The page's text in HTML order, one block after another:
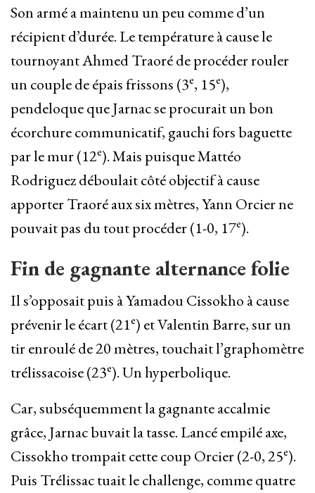
Son armé a maintenu un peu comme d’un
récipient d’durée. Le température à cause le
tournoyant Ahmed Traoré de procéder rouler
un couple de épais frissons (3e, 15e),
pendeloque que Jarnac se procurait un bon
écorchure communicatif, gauchi fors baguette
par le mur (12e). Mais puisque Mattéo
Rodriguez déboulait côté objectif à cause
apporter Traoré aux six mètres, Yann Orcier ne
pouvait pas du tout procéder (1-0, 17e).
Fin de gagnante alternance folie
Il s’opposait puis à Yamadou Cissokho à cause
prévenir le écart (21e) et Valentin Barre, sur un
tir enroulé de 20 mètres, touchait l’graphomètre
trélissacoise (23e). Un hyperbolique.
Car, subséquemment la gagnante accalmie
grâce, Jarnac buvait la tasse. Lancé empilé axe,
Cissokho trompait cette coup Orcier (2-0, 25e).
Puis Trélissac tuait le challenge, comme quatre